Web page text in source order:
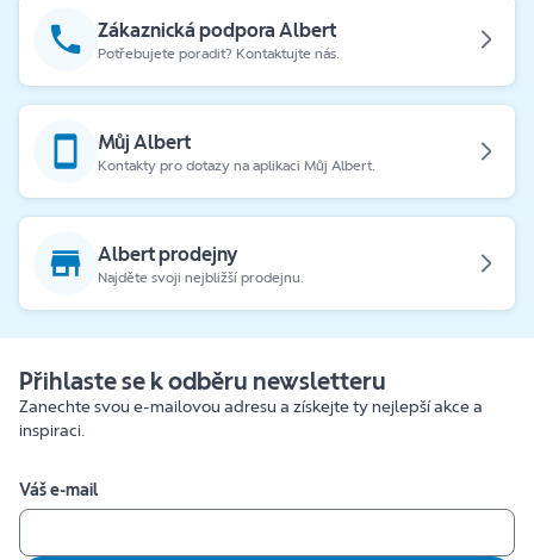
Zákaznická podpora Albert
Potřebujete poradit? Kontaktujte nás.
Můj Albert
Kontakty pro dotazy na aplikaci Můj Albert.
Albert prodejny
Najděte svoji nejbližší prodejnu.
Přihlaste se k odběru newsletteru
Zanechte svou e-mailovou adresu a získejte ty nejlepší akce a
inspiraci.
Váš e-mail